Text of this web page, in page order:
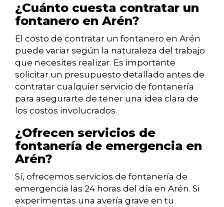
¿Cuánto cuesta contratar un
fontanero en Arén?
El costo de contratar un fontanero en Arén
puede variar según la naturaleza del trabajo
que necesites realizar. Es importante
solicitar un presupuesto detallado antes de
contratar cualquier servicio de fontanería
para asegurarte de tener una idea clara de
los costos involucrados.
¿Ofrecen servicios de
fontanería de emergencia en
Arén?
Sí, ofrecemos servicios de fontanería de
emergencia las 24 horas del día en Arén. Si
experimentas una avería grave en tu